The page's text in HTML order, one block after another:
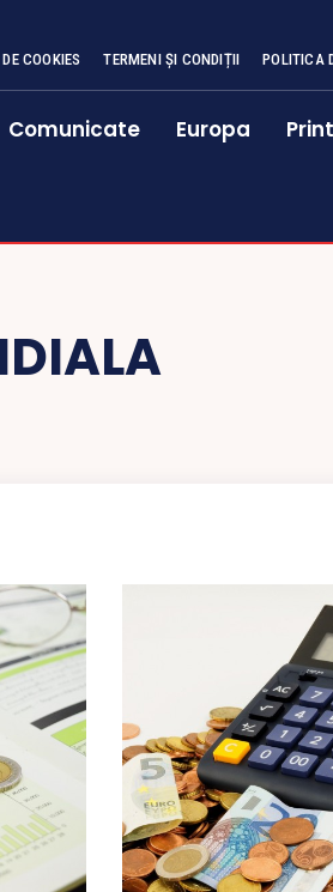
COOKIES TERMENI ȘI CONDIȚII POLITICA
Comunicate Europa Print